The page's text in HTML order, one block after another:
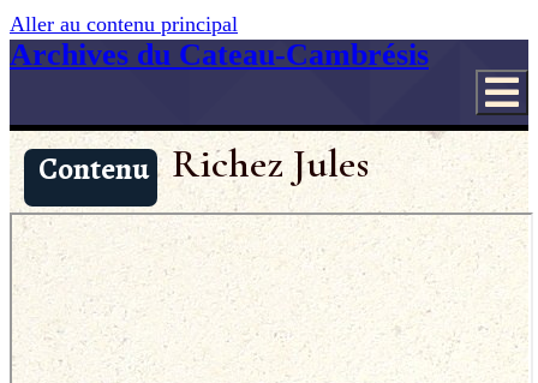
Aller au contenu principal
Archives du Cateau-Cambrésis
Contenu Richez Jules